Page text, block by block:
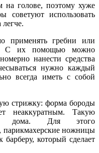
на голове, поэтому хуже
советуют использовать
применять гребни или
С их помощью можно
нанести средства
нужно каждый
всегда иметь с собой
стрижку: форма бороды
неаккуратным. Такую
дома. Для этого
парикмахерские ножницы
который сделает